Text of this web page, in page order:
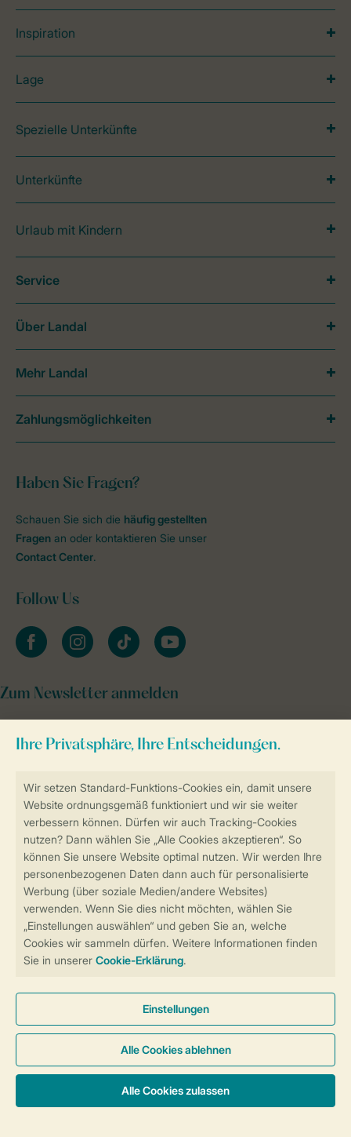
Sicherstellung Deiner Privatsphäre
Sicher und schnell zur Online-Buchung
Sichere Datenübertragung
Sicheres Bezahlen
Inspiration
Lage
Spezielle Unterkünfte
Unterkünfte
Urlaub mit Kindern
Haben Sie Fragen?
Schauen Sie sich die häufig gestellten
Fragen an oder kontaktieren Sie unser
Contact Center.
Follow Us
facebookinstagramtiktok youtube
Zum Newsletter anmelden
Service
Über Landal
Mehr Landal
Zahlungsmöglichkeiten
Cookies und Banner
Barrierefreiheit
© 2026 Landal GreenParks GmbH